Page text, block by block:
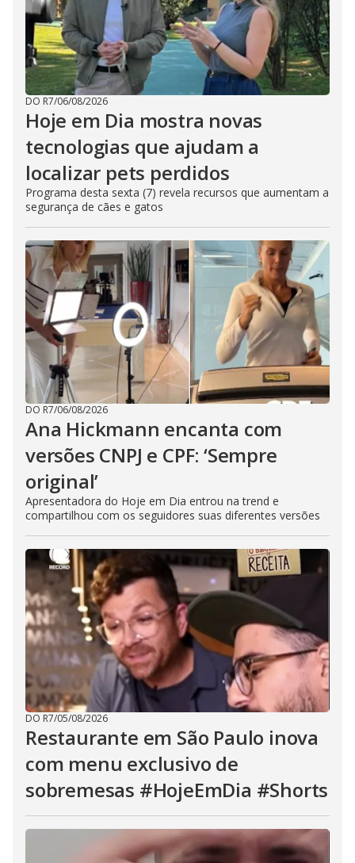
DO R7/06/08/2026
Hoje em Dia mostra novas
tecnologias que ajudam a
localizar pets perdidos
Programa desta sexta (7) revela recursos que aumentam a
segurança de cães e gatos
DO R7/06/08/2026
Ana Hickmann encanta com
versões CNPJ e CPF: ‘Sempre
original’
Apresentadora do Hoje em Dia entrou na trend e
compartilhou com os seguidores suas diferentes versões
DO R7/05/08/2026
Restaurante em São Paulo inova
com menu exclusivo de
sobremesas #HojeEmDia #Shorts